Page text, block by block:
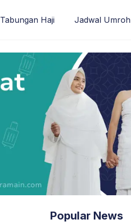
Tabungan Haji Jadwal Umroh
Popular News